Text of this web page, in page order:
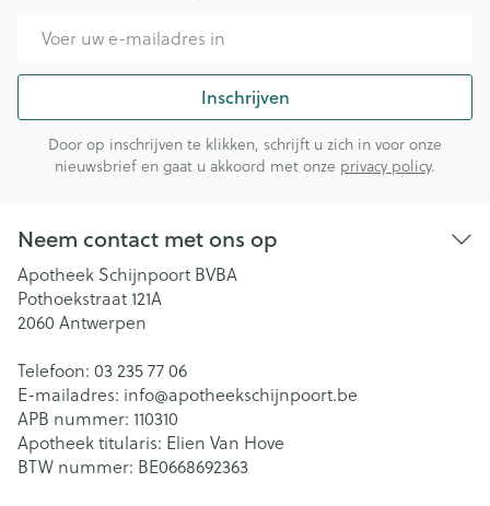
Inschrijven
Door op inschrijven te klikken, schrijft u zich in voor onze
nieuwsbrief en gaat u akkoord met onze privacy policy.
Neem contact met ons op
Apotheek Schijnpoort BVBA
Pothoekstraat 121A
2060 Antwerpen
Telefoon: 03 235 77 06
E-mailadres: info@apotheekschijnpoort.be
APB nummer: 110310
Apotheek titularis: Elien Van Hove
BTW nummer: BE0668692363